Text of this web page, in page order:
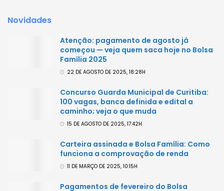
Novidades
Atenção: pagamento de agosto já
começou — veja quem saca hoje no Bolsa
Família 2025
22 DE AGOSTO DE 2025, 18:28H
Concurso Guarda Municipal de Curitiba:
100 vagas, banca definida e edital a
caminho; veja o que muda
15 DE AGOSTO DE 2025, 17:42H
Carteira assinada e Bolsa Família: Como
funciona a comprovação de renda
11 DE MARÇO DE 2025, 10:15H
Pagamentos de fevereiro do Bolsa